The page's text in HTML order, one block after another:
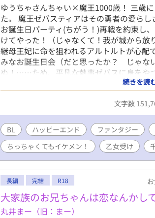
ゆうちゃさんちゃい×魔王1000歳！ 三歳
た。 魔王ゼバスティアはその勇者の愛ら
お誕生日パーティ(ちがう！)再戦を約束し
けてやった！（じゃなくて！我が城から放
継母王妃に命を狙われるアルトルトが心
みなお誕生日会（だと思ったか？ じゃな
ぬ！……ため、平凡な執事ゼバスに身をや
て！）監視役をするのであった。 こうし
ーンを目指して、魔王ゼバスティアの育児
……ただし将来は魔王が押し倒されるんだ
続きを読
文字数
BL ハッピーエンド ファンタジー
ちっちゃくてもイケメン！
乙女受け
長編 完結 R18
大家族のお兄ちゃんは恋なんかし
丸井まー（旧：まー）